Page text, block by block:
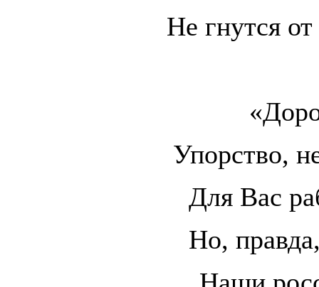
Не гнутся
Упорство,
Для Вас
Но,